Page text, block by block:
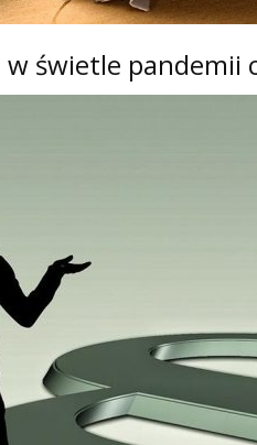
w świetle pandemii